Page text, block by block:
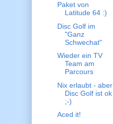
Paket von
Latitude 64 :)
Disc Golf im
"Ganz
Schwechat"
Wieder ein TV
Team am
Parcours
Nix erlaubt - aber
Disc Golf ist ok
;-)
Aced it!